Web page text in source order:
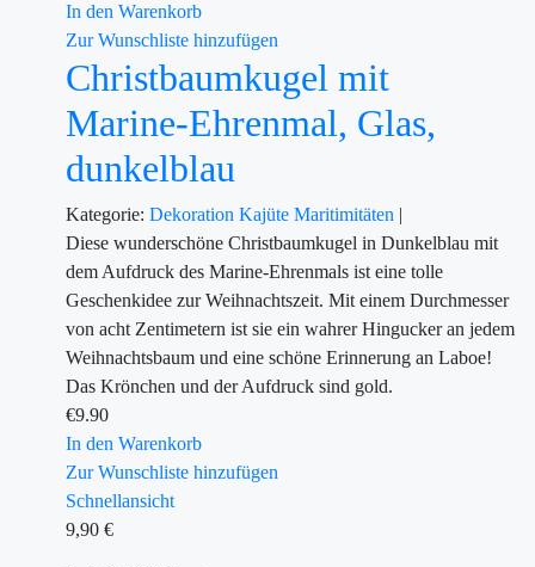
In den Warenkorb
Zur Wunschliste hinzufügen
Christbaumkugel mit
Marine-Ehrenmal, Glas,
dunkelblau
Kategorie: Dekoration Kajüte Maritimitäten |
Diese wunderschöne Christbaumkugel in Dunkelblau mit
dem Aufdruck des Marine-Ehrenmals ist eine tolle
Geschenkidee zur Weihnachtszeit. Mit einem Durchmesser
von acht Zentimetern ist sie ein wahrer Hingucker an jedem
Weihnachtsbaum und eine schöne Erinnerung an Laboe!
Das Krönchen und der Aufdruck sind gold.
€9.90
In den Warenkorb
Zur Wunschliste hinzufügen
Schnellansicht
9,90 €